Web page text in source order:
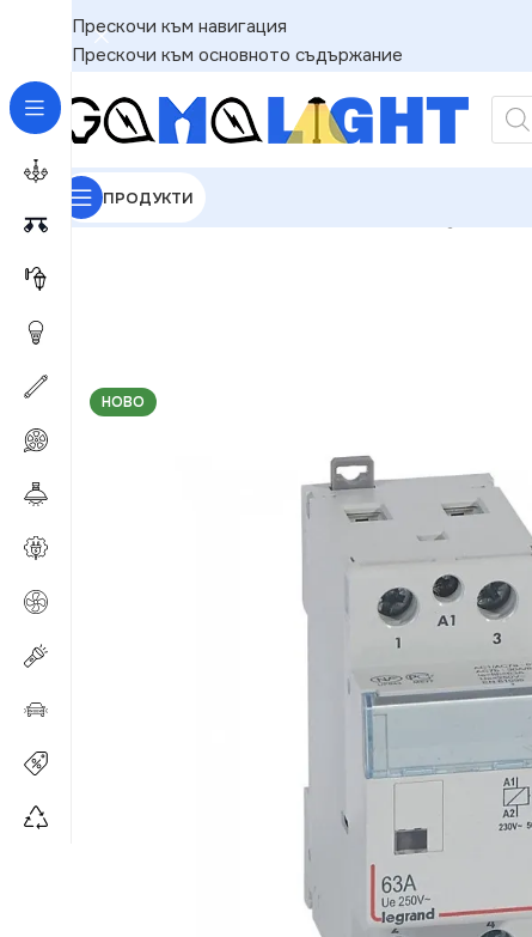
Прескочи към навигация
Прескочи към основното съдържание
ПРОДУКТИ
GAMALIGHT»
НОВО